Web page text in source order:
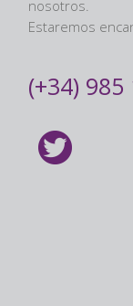
nosotros.
Estaremos
(+34) 985